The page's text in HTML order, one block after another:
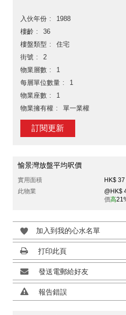
入伙年份
1988
樓齡
36
樓盤類型
住宅
街號
2
物業層數
1
每層單位數量
1
物業座數
1
物業擁有權
單一業權
訂閱更新
愉景灣放盤平均呎價
實用面積
HK$ 37
此物業
@HK$
價高
加入到我的心水名單
打印此頁
發送電郵給好友
報告錯誤